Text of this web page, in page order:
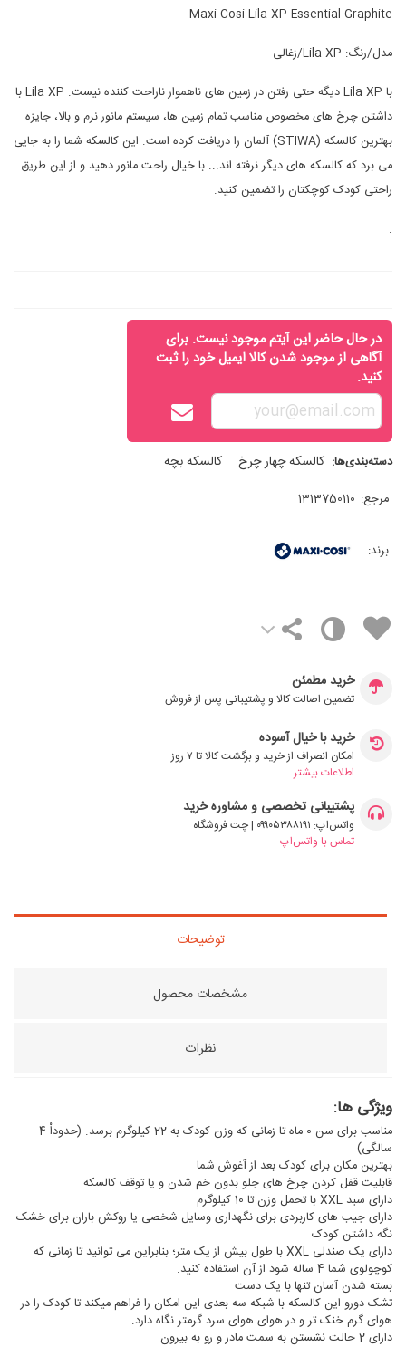
Maxi-Cosi Lila XP Essential Graphite
مدل/رنگ: Lila XP/زغالی
با Lila XP دیگه حتی رفتن در زمین های ناهموار ناراحت کننده نیست. Lila XP با
داشتن چرخ های مخصوص مناسب تمام زمین ها، سیستم مانور نرم و بالا، جایزه
بهترین کالسکه (STIWA) آلمان را دریافت کرده است. این کالسکه شما را به جایی
می برد که کالسکه های دیگر نرفته اند... با خیال راحت مانور دهید و از این طریق
راحتی کودک کوچکتان را تضمین کنید.
.
در حال حاضر این آیتم موجود نیست. برای
آگاهی از موجود شدن کالا ایمیل خود را ثبت
کنید.
دسته‌بندی‌ها: کالسکه چهار چرخ کالسکه بچه
مرجع: 1313750110
برند:
خرید مطمئن
تضمین اصالت کالا و پشتیبانی پس از فروش
خرید با خیال آسوده
امکان انصراف از خرید و برگشت کالا تا ۷ روز
اطلاعات بیشتر
پشتیبانی تخصصی و مشاوره خرید
واتس‌اپ: ۰۹۹۰۵۳۸۸۱۹۱ | چت فروشگاه
تماس با واتس‌اپ
توضیحات
مشخصات محصول
نظرات
ویژگی ها:
مناسب برای سن 0 ماه تا زمانی که وزن کودک به 22 کیلوگرم برسد. (حدوداْ 4
سالگی)
بهترین مکان برای کودک بعد از آغوش شما
قابلیت قفل کردن چرخ های جلو بدون خم شدن و یا توقف کالسکه
دارای سبد XXL با تحمل وزن تا 10 کیلوگرم
دارای جیب های کاربردی برای نگهداری وسایل شخصی یا روکش باران برای خشک
نگه داشتن کودک
دارای یک صندلی XXL با طول بیش از یک متر؛ بنابراین می توانید تا زمانی که
کوچولوی شما 4 ساله شود از آن استفاده کنید.
بسته شدن آسان تنها با یک دست
تشک دورو این کالسکه با شبکه سه بعدی این امکان را فراهم میکند تا کودک را در
هوای گرم خنک تر و در هوای هوای سرد گرمتر نگاه دارد.
دارای 2 حالت نشستن به سمت مادر و رو به بیرون